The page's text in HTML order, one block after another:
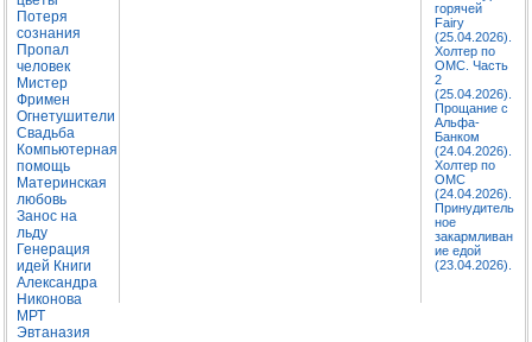
Потеря
сознания
Пропал
человек
Мистер
Фримен
Огнетушители
Свадьба
Компьютерная
помощь
Материнская
любовь
Занос на
льду
Генерация
идей Книги
Александра
Никонова
МРТ
Эвтаназия
горячей
Fairy
(25.04.2026).
Холтер по
ОМС. Часть
2
(25.04.2026).
Прощание с
Альфа-
Банком
(24.04.2026).
Холтер по
ОМС
(24.04.2026).
Принудитель
ное
закармливан
ие едой
(23.04.2026).